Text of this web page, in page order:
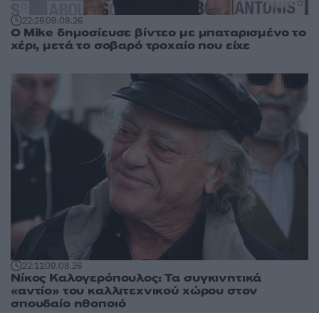
22:2809.08.26
O Mike δημοσίευσε βίντεο με μπαταρισμένο το
χέρι, μετά το σοβαρό τροχαίο που είχε
22:1109.08.26
Νίκος Καλογερόπουλος: Τα συγκινητικά
«αντίο» του καλλιτεχνικού χώρου στον
σπουδαίο ηθοποιό